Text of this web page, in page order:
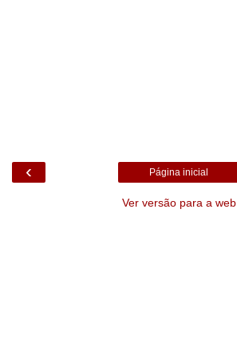
‹ Página inicial
Ver versão para a web